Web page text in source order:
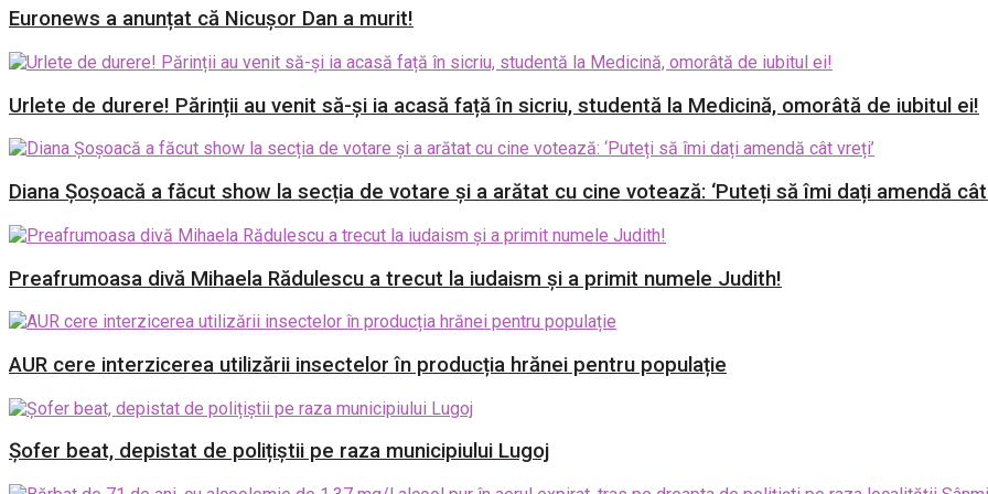
Euronews a anunțat că Nicușor Dan a murit!
Urlete de durere! Părinții au venit să-și ia acasă față în sicriu, studentă la Medicină, omorâtă de iubitul ei!
Diana Șoșoacă a făcut show la secția de votare și a arătat cu cine votează: ‘Puteți să îmi dați amendă cât
Preafrumoasa divă Mihaela Rădulescu a trecut la iudaism și a primit numele Judith!
AUR cere interzicerea utilizării insectelor în producția hrănei pentru populație
Șofer beat, depistat de polițiștii pe raza municipiului Lugoj